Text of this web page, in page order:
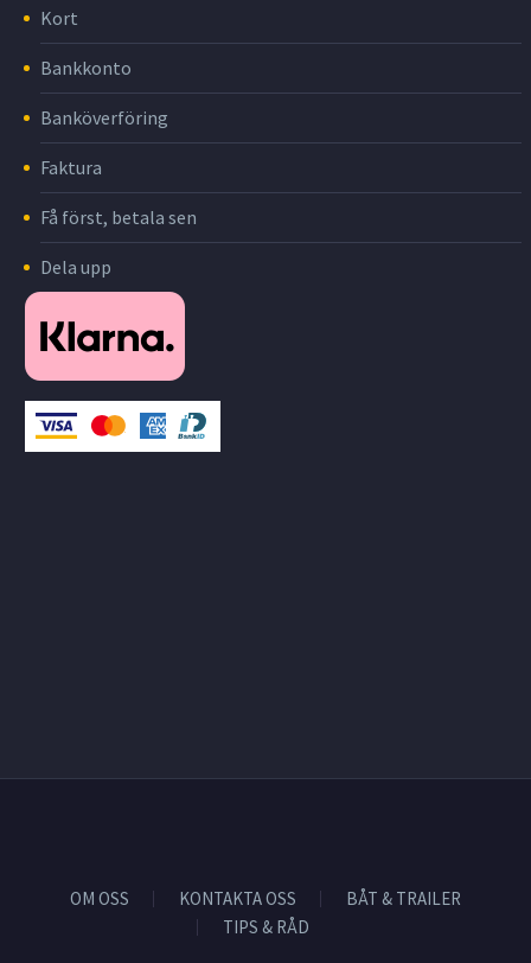
Kort
Bankkonto
Banköverföring
Faktura
Få först, betala sen
Dela upp
OM OSS KONTAKTA OSS
BÅT & TRAILER
TIPS & RÅD